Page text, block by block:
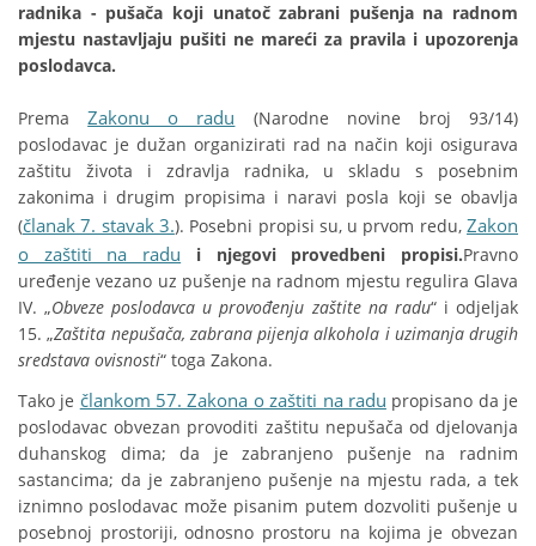
radnika - pušača koji unatoč zabrani pušenja na radnom
mjestu nastavljaju pušiti ne mareći za pravila i upozorenja
poslodavca.
PremaZakonu o radu (Narodne novine broj 93/14)
poslodavac je dužan organizirati rad na način koji osigurava
zaštitu života i zdravlja radnika, u skladu s posebnim
zakonima i drugim propisima i naravi posla koji se obavlja
(članak 7. stavak 3.). Posebni propisi su, u prvom redu,Zakon
o zaštiti na radu
i njegovi provedbeni propisi.Pravno
uređenje vezano uz pušenje na radnom mjestu regulira Glava
IV. „Obveze poslodavca u provođenju zaštite na radu“ i odjeljak
15. „Zaštita nepušača, zabrana pijenja alkohola i uzimanja drugih
sredstava ovisnosti“ toga Zakona.
Tako je člankom 57. Zakona o zaštiti na radu propisano da je
poslodavac obvezan provoditi zaštitu nepušača od djelovanja
duhanskog dima; da je zabranjeno pušenje na radnim
sastancima; da je zabranjeno pušenje na mjestu rada, a tek
iznimno poslodavac može pisanim putem dozvoliti pušenje u
posebnoj prostoriji, odnosno prostoru na kojima je obvezan